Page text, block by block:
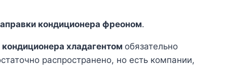
кондиционера фреоном.
хладагентом обязательно
распространено, но есть компании,